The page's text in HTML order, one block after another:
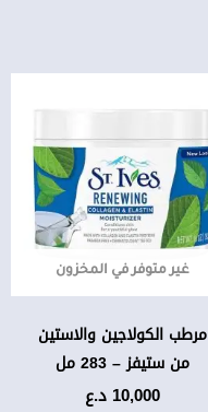
غير متوفر في المخزون
مرطب الكولاجين والاستين
من ستيفز – 283 مل
10,000 د.ع